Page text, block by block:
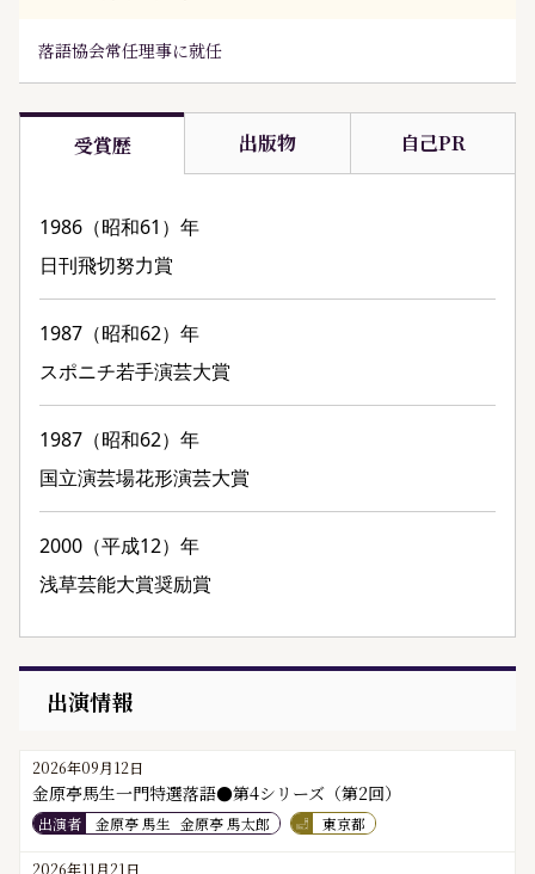
落語協会常任理事に就任
受賞歴 出版物 自己PR
1986（昭和61）年
日刊飛切努力賞
1987（昭和62）年
スポニチ若手演芸大賞
1987（昭和62）年
国立演芸場花形演芸大賞
2000（平成12）年
浅草芸能大賞奨励賞
出演情報
2026年09月12日
金原亭馬生一門特選落語●第4シリーズ（第2回）
出演者 金原亭 馬生 金原亭 馬太郎 東京都
2026年11月21日